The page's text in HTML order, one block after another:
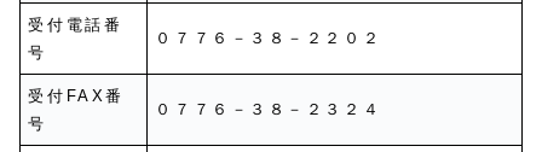
受付電話番
号
０７７６－３８－２２０２
受付FAX番
号
０７７６－３８－２３２４